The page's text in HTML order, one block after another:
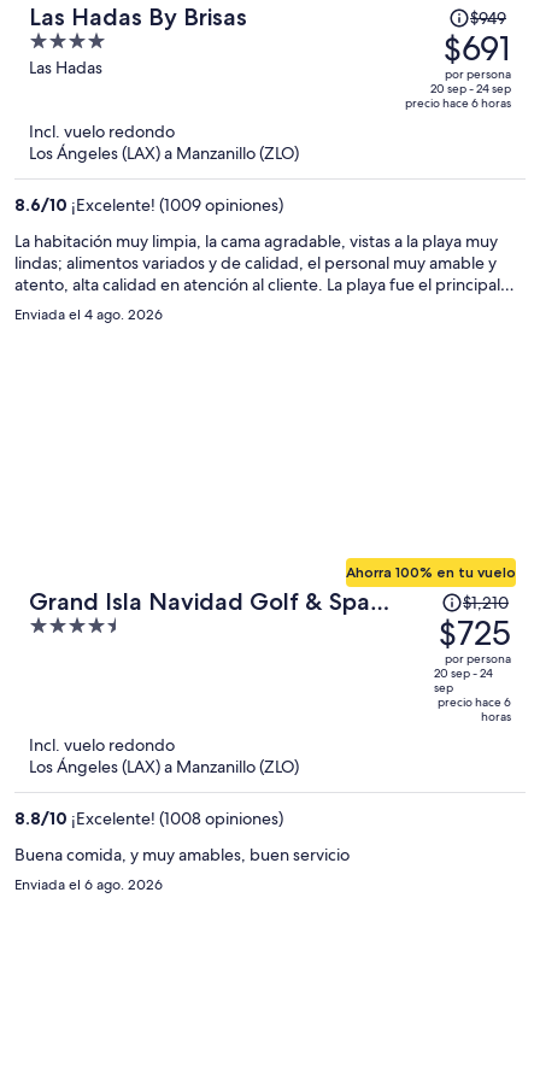
Las Hadas By Brisas
4
out
5
Las Hadas
El
precio
era
de
$949
$691
por
persona
$949
$691
por persona
20 sep - 24 sep
precio hace 6 horas
Incl. vuelo redondo
Los Ángeles (LAX) a Manzanillo (ZLO)
8.6/10 ¡Excelente! (1009 opiniones)
La habitación muy limpia, la cama agradable, vistas a la playa muy
lindas; alimentos variados y de calidad, el personal muy amable y
atento, alta calidad en atención al cliente. La playa fue el principal
motivo de mi elección, muy tranquila y limpia. El hotel necesita una
renovación y aunque todo está impecable se nota el paso de los
Enviada el 4 ago. 2026
Grand Isla Navidad Golf & Spa
Resort with Marina
4.5
Ahorra 100% en tu vuelo
El
precio
era
de
$1,210
de
$1,210
$725
por persona
20 sep - 24
sep
precio hace 6
horas
Incl. vuelo redondo
Los Ángeles (LAX) a Manzanillo (ZLO)
8.8/10 ¡Excelente! (1008 opiniones)
Buena comida, y muy amables, buen servicio
Enviada el 6 ago. 2026